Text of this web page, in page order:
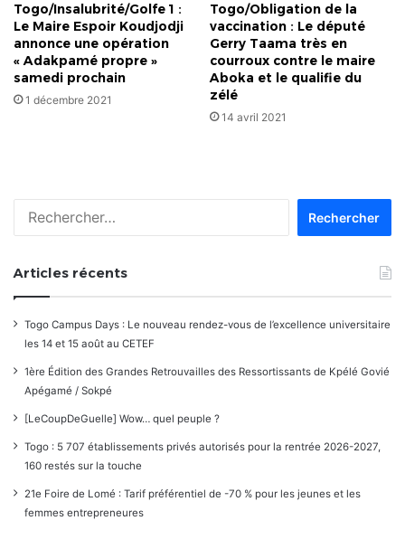
Togo/Insalubrité/Golfe 1 :
Le Maire Espoir Koudjodji
annonce une opération
« Adakpamé propre »
samedi prochain
1 décembre 2021
Togo/Obligation de la
vaccination : Le député
Gerry Taama très en
courroux contre le maire
Aboka et le qualifie du
zélé
14 avril 2021
Articles récents
Togo Campus Days : Le nouveau rendez-vous de l’excellence universitaire
les 14 et 15 août au CETEF
1ère Édition des Grandes Retrouvailles des Ressortissants de Kpélé Govié
Apégamé / Sokpé
[LeCoupDeGuelle] Wow… quel peuple ?
Togo : 5 707 établissements privés autorisés pour la rentrée 2026-2027,
160 restés sur la touche
21e Foire de Lomé : Tarif préférentiel de -70 % pour les jeunes et les
femmes entrepreneures